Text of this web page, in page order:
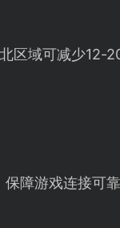
区域可减少12-
障游戏连接可靠